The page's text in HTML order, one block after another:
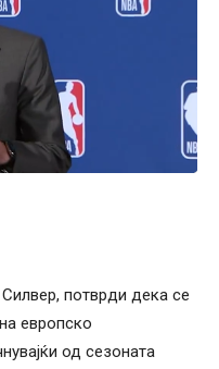
потврди дека се
европско
од сезоната